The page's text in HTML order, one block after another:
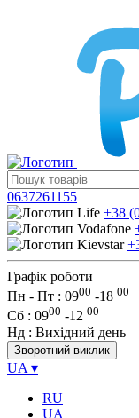
0637261155
+38
Графік роботи
Пн - Пт : 0900 -18 00
Сб : 0900 -12 00
Нд : Вихідний день
Зворотний виклик
UA ▾
RU
UA